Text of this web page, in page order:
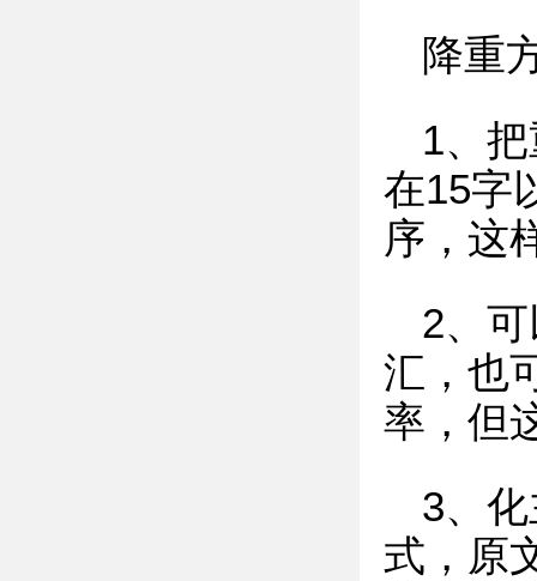
降重
1、
在15字
序，这
2、
汇，也
率，但
3、
式，原